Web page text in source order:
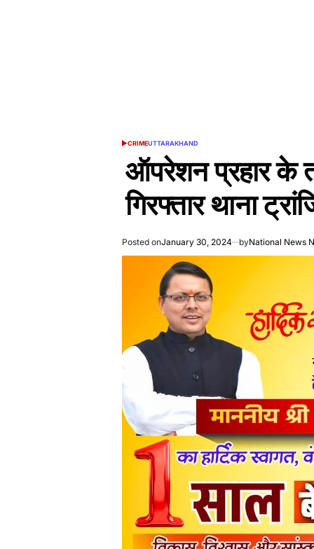
POSTED
CRIMEUTTARAKHAND
ऑपरेशन प्रहार के
गिरफ्तार थाना
Posted onJanuary 30, 2024 byNational News